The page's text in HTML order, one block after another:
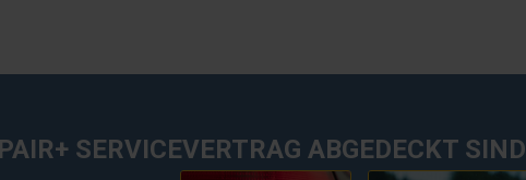
SERVICEVERTRAG ABGEDECKT SIND